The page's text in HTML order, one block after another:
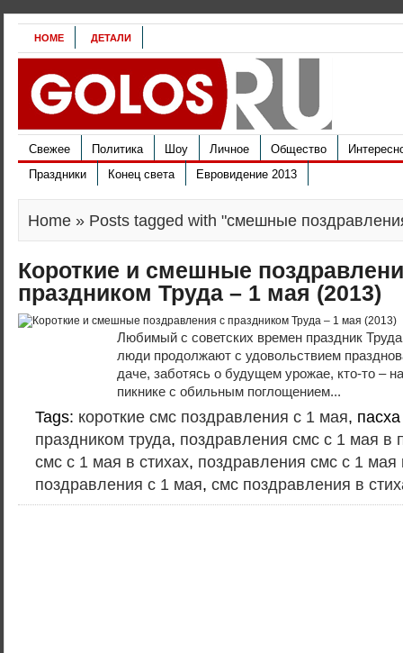
HOME ДЕТАЛИ
Свежее Политика Шоу Личное Общество
Праздники
Конец света Евровидение 2013
Home » Posts tagged with "смешные
Короткие и смешные
праздником Труда – 1 мая (2013)
Любимый с советских времен праздник
люди продолжают с удовольствием
даче, заботясь о будущем урожае, кто-то –
пикнике с обильным поглощением...
Tags: короткие смс поздравления с 1 мая,
праздником труда, поздравления смс с 1 мая в
смс с 1 мая в стихах, поздравления смс с 1 мая
поздравления с 1 мая, смс поздравления в